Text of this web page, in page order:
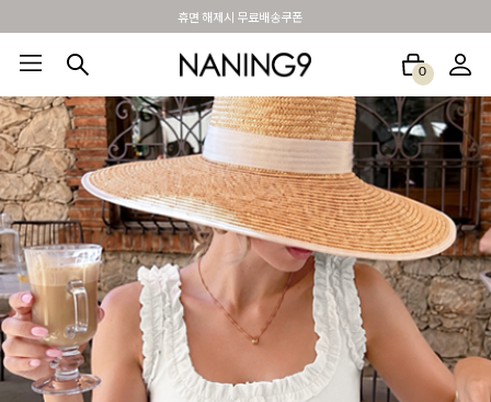
BEST 포토리뷰 - 매주 2명추첨 3만원쿠폰
0
BEST100🤍 NEW5% 베스트재진행 썸머여행룩 아울렛 하객&모임룩